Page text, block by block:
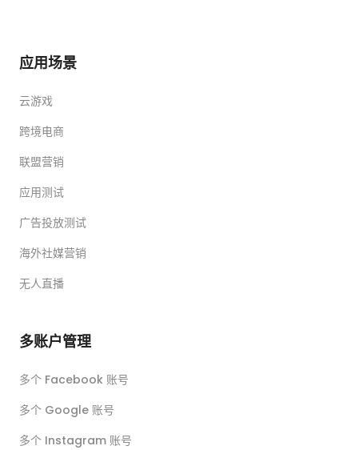
应用场景
云游戏
跨境电商
联盟营销
应用测试
广告投放测试
海外社媒营销
无人直播
多账户管理
多个 Facebook 账号
多个 Google 账号
多个 Instagram 账号